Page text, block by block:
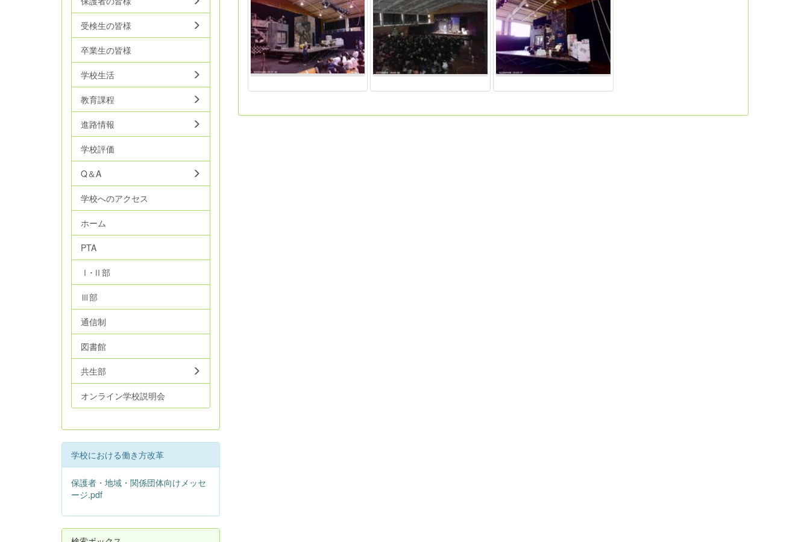
受検生の皆様
卒業生の皆様
学校生活
教育課程
進路情報
学校評価
Q＆A
学校へのアクセス
ホーム
PTA
Ⅰ･Ⅱ部
Ⅲ部
通信制
図書館
共生部
オンライン学校説明会
学校における働き方改革
保護者・地域・関係団体向けメッセ
ージ.pdf